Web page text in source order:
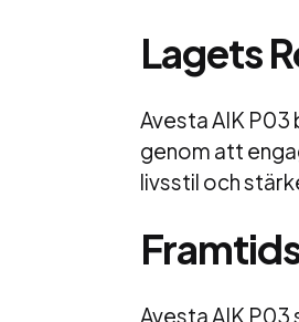
Lagets
Avesta AIK
genom att
livsstil och
Avesta AIK